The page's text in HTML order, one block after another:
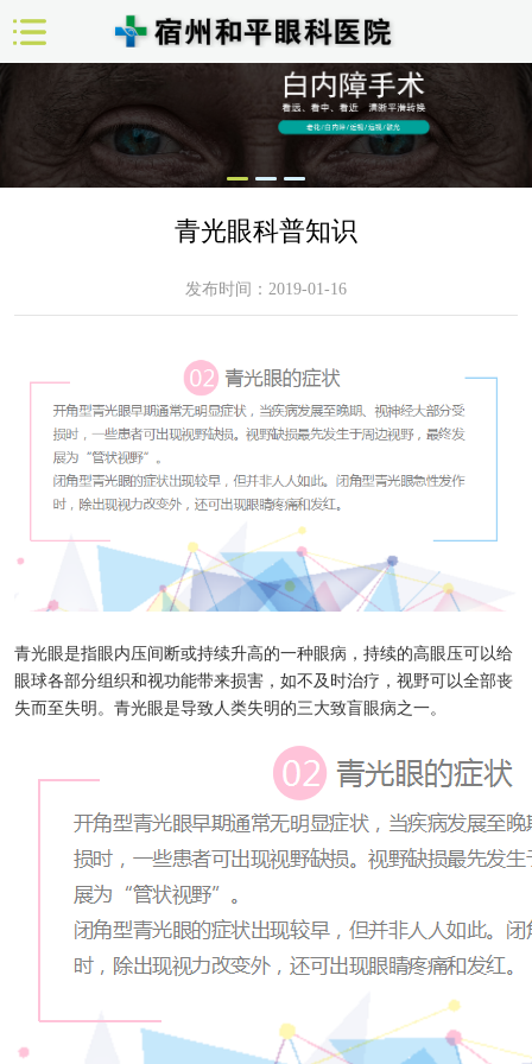
青光眼科普知识
发布时间：2019-01-16
青光眼是指眼内压间断或持续升高的一种眼病，持续的高眼压可以给
眼球各部分组织和视功能带来损害，如不及时治疗，视野可以全部丧
失而至失明。青光眼是导致人类失明的三大致盲眼病之一。